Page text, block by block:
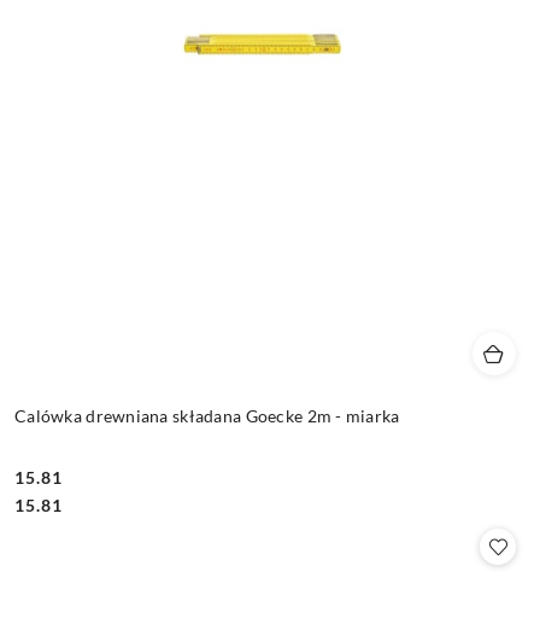
Calówka drewniana składana Goecke 2m - miarka
Cena:
15.81
Cena:
15.81